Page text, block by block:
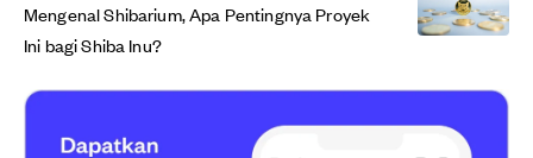
Mengenal Shibarium, Apa Pentingnya Proyek
Ini bagi Shiba Inu?